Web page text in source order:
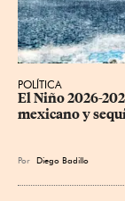
POLÍTICA
El Niño 2026-
mexicano y
Por Diego Badillo